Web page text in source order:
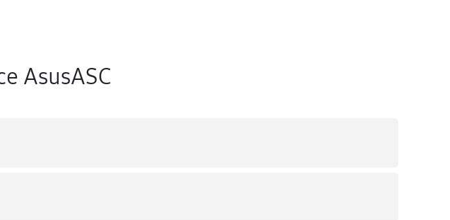
AsusASC